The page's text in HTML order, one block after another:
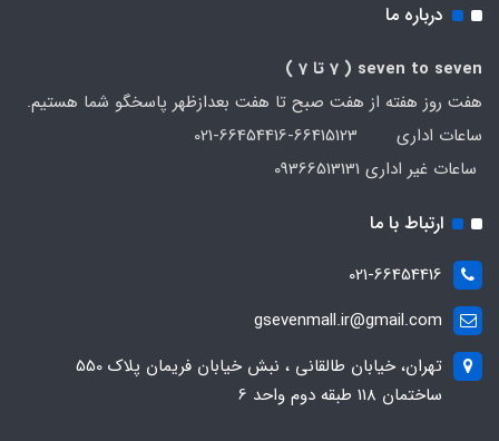
درباره ما
seven to seven ( 7 تا 7 )
هفت روز هفته از هفت صبح تا هفت بعدازظهر پاسخگو شما هستیم.
ساعات اداری 66415123-66454416-021
ساعات غیر اداری 09366513131
ارتباط با ما
021-66454416
gsevenmall.ir@gmail.com
تهران، خیابان طالقانی ، نبش خیابان فریمان پلاک 550
ساختمان 118 طبقه دوم واحد 6